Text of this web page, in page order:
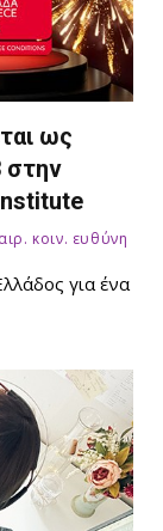
ως
στην
κοιν. ευθύνη
για ένα